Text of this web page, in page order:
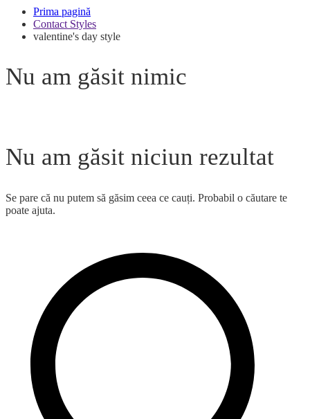
Prima pagină
Contact Styles
valentine's day style
Nu am găsit nimic
Nu am găsit niciun rezultat
Se pare că nu putem să găsim ceea ce cauți. Probabil o căutare te
poate ajuta.